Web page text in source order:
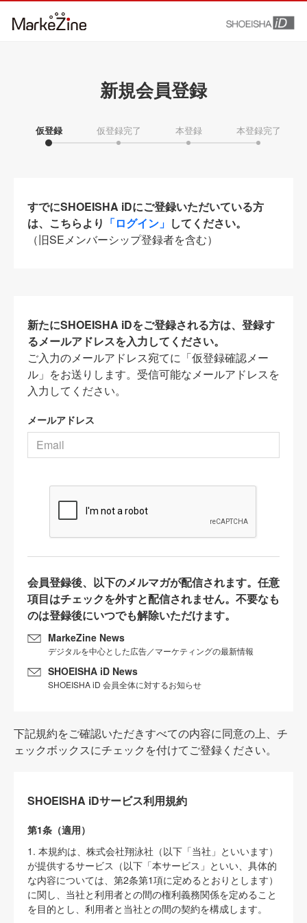
新規会員登録
仮登録 仮登録完了 本登録 本登録完了
すでにSHOEISHA iDにご登録いただいている方
は、こちらより 「ログイン」 してください。
（旧SEメンバーシップ登録者を含む）
新たにSHOEISHA iDをご登録される方は、登録す
るメールアドレスを入力してください。
ご入力のメールアドレス宛てに「仮登録確認メー
ル」をお送りします。受信可能なメールアドレスを
入力してください。
メールアドレス
会員登録後、以下のメルマガが配信されます。任意
項目はチェックを外すと配信されません。不要なも
のは登録後にいつでも解除いただけます。
MarkeZine News
デジタルを中心とした広告／マーケティングの最新情報
SHOEISHA iD News
SHOEISHA iD 会員全体に対するお知らせ
下記規約をご確認いただきすべての内容に同意の上、チ
ェックボックスにチェックを付けてご登録ください。
SHOEISHA iDサービス利用規約
第1条（適用）
1. 本規約は、株式会社翔泳社（以下「当社」といいます）
が提供するサービス（以下「本サービス」といい、具体的
な内容については、第2条第1項に定めるとおりとします）
に関し、当社と利用者との間の権利義務関係を定めること
を目的とし、利用者と当社との間の契約を構成します。